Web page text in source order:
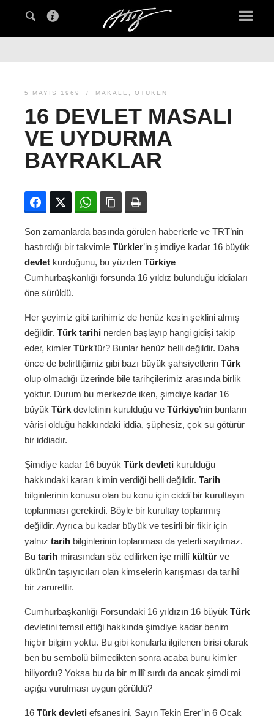
5 MAYIS 1969 MAKALE , ÖTÜKEN
16 DEVLET MASALI
VE UYDURMA
BAYRAKLAR
FacebookTwitter WhatsAppBağlanıyı kopyala
Son zamanlarda basında görülen haberlerle ve TRT’nin
bastırdığı bir takvimle Türkler’in şimdiye kadar 16 büyük
devlet kurduğunu, bu yüzden Türkiye
Cumhurbaşkanlığı forsunda 16 yıldız bulunduğu iddiaları
öne sürüldü.
Her şeyimiz gibi tarihimiz de henüz kesin şeklini almış
değildir. Türk tarihi nerden başlayıp hangi gidişi takip
eder, kimler Türk’tür? Bunlar henüz belli değildir. Daha
önce de belirttiğimiz gibi bazı büyük şahsiyetlerin Türk
olup olmadığı üzerinde bile tarihçilerimiz arasında birlik
yoktur. Durum bu merkezde iken, şimdiye kadar 16
büyük Türk devletinin kurulduğu ve Türkiye’nin bunların
vârisi olduğu hakkındaki iddia, şüphesiz, çok su götürür
bir iddiadır.
Şimdiye kadar 16 büyük Türk devleti kurulduğu
hakkındaki kararı kimin verdiği belli değildir. Tarih
bilginlerinin konusu olan bu konu için ciddî bir kurultayın
toplanması gerekirdi. Böyle bir kurultay toplanmış
değildir. Ayrıca bu kadar büyük ve tesirli bir fikir için
yalnız tarih bilginlerinin toplanması da yeterli sayılmaz.
Bu tarih mirasından söz edilirken işe millî kültür ve
ülkünün taşıyıcıları olan kimselerin karışması da tarihî
bir zarurettir.
Cumhurbaşkanlığı Forsundaki 16 yıldızın 16 büyük Türk
devletini temsil ettiği hakkında şimdiye kadar benim
hiçbir bilgim yoktu. Bu gibi konularla ilgilenen birisi olarak
ben bu sembolü bilmedikten sonra acaba bunu kimler
biliyordu? Yoksa bu da bir millî sırdı da ancak şimdi mi
açığa vurulması uygun görüldü?
16 Türk devleti efsanesini, Sayın Tekin Erer’in 6 Ocak